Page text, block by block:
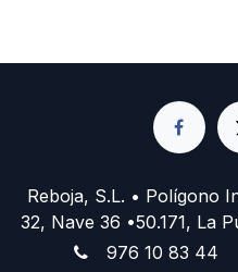
Reboja, S.L. • Polígono
32, Nave 36 •50.171, La
976 10 83 44